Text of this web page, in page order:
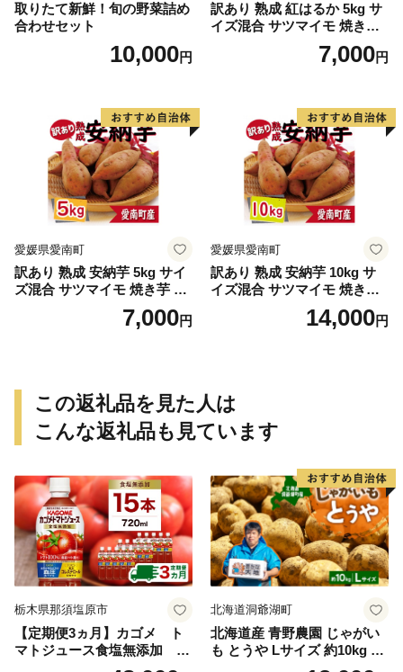
取りたて新鮮！旬の野菜詰め
合わせセット
10,000円
訳あり 熟成 紅はるか 5kg サ
イズ混合 サツマイモ 焼き芋
干し芋 丸干し 冷凍焼き芋 冷
やし焼き芋 やきいも 蜜芋 ほ
り ほくほく 生芋 新芋 芋 い
も 甘藷 べにはるか スイーツ
おかず さつまいも 国産 人気
糖度 産地直送 農家直送 数量
限定 7000円 愛媛県 愛南町 ミ
ッチーのおみかん畑
7,000円
愛媛県愛南町
訳あり 熟成 安納芋 5kg サイ
ズ混合 サツマイモ 焼き芋 干
し芋 丸干し 冷凍焼き芋 冷や
し焼き芋 やきいも 蜜芋 ほし
ほくほく 生芋 新芋 芋 いも
甘藷 あんのういも スイーツ
おかず さつまいも 国産 人気
糖度 産地直送 農家直送 数量
ッチーのおみかん畑
7,000円
愛媛県愛南町
訳あり 熟成 安納芋 10kg サ
イズ混合 サツマイモ 焼き芋
干し芋 丸干し 冷凍焼き芋 冷
やし焼き芋 やきいも 蜜芋 ほ
り ほくほく 生芋 新芋 芋 い
も 甘藷 あんのういも スイー
ツ おかず さつまいも 国産 人
気 糖度 産地直送 農家直送 数
町 ミッチーのおみかん畑
14,000円
この返礼品を見た人は
こんな返礼品も見ています
栃木県那須塩原市
【定期便3ヵ月】カゴメ ト
マトジュース食塩無添加 72
0ml PET×15本 1ケース 毎月
北海道洞爺湖町
北海道産 青野農園 じゃがい
も とうや Lサイズ 約10kg 20
26年10月初旬～12月下旬頃お